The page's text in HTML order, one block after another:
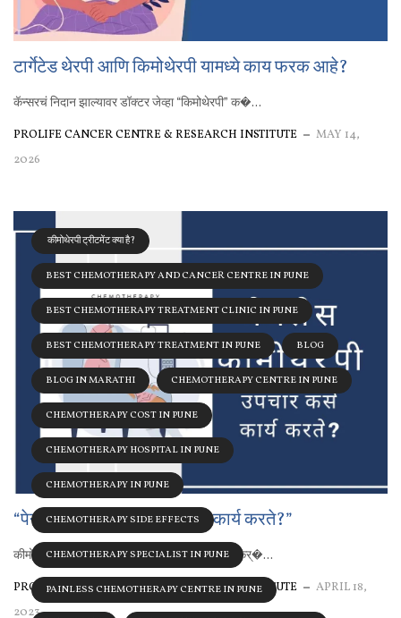
टार्गेटेड थेरपी आणि किमोथेरपी यामध्ये काय फरक आहे?
कॅन्सरचं निदान झाल्यावर डॉक्टर जेव्हा “किमोथेरपी” क�...
PROLIFE CANCER CENTRE & RESEARCH INSTITUTE
MAY 14,
2026
कीमोथेरपी ट्रीटमेंट क्या है?
BEST CHEMOTHERAPY AND CANCER CENTRE IN PUNE
BEST CHEMOTHERAPY TREATMENT CLINIC IN PUNE
BEST CHEMOTHERAPY TREATMENT IN PUNE BLOG
BLOG IN MARATHI CHEMOTHERAPY CENTRE IN PUNE
CHEMOTHERAPY COST IN PUNE
CHEMOTHERAPY HOSPITAL IN PUNE
CHEMOTHERAPY IN PUNE
CHEMOTHERAPY SIDE EFFECTS
CHEMOTHERAPY SPECIALIST IN PUNE
PAINLESS CHEMOTHERAPY CENTRE IN PUNE
“पेनलेस कीमोथेरेपी: उपचार कसे कार्य करते?”
कीमोथेरेपी हा कर्करोगाचा सामान्य उपचार आहे. यामध्ये कर्�...
PROLIFE CANCER CENTRE & RESEARCH INSTITUTE
APRIL 18,
2023